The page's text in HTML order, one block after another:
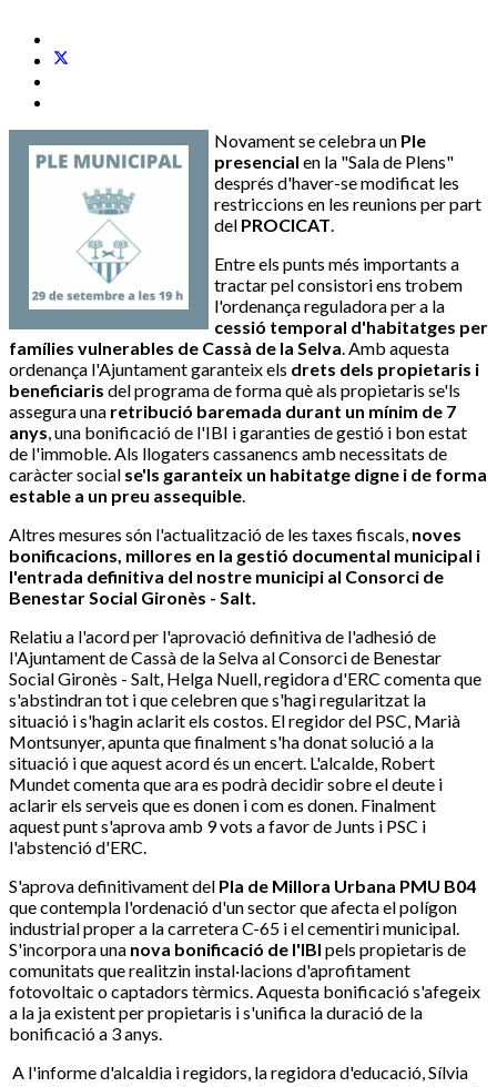
Novament se celebra un Ple
presencial en la "Sala de Plens"
després d'haver-se modificat les
restriccions en les reunions per part
del PROCICAT.
Entre els punts més importants a
tractar pel consistori ens trobem
l'ordenança reguladora per a la
cessió temporal d'habitatges per
famílies vulnerables de Cassà de la Selva. Amb aquesta
ordenança l'Ajuntament garanteix els drets dels propietaris i
beneficiaris del programa de forma què als propietaris se'ls
assegura una retribució baremada durant un mínim de 7
anys, una bonificació de l'IBI i garanties de gestió i bon estat
de l'immoble. Als llogaters cassanencs amb necessitats de
caràcter social se'ls garanteix un habitatge digne i de forma
estable a un preu assequible.
Altres mesures són l'actualització de les taxes fiscals, noves
bonificacions, millores en la gestió documental municipal i
l'entrada definitiva del nostre municipi al Consorci de
Benestar Social Gironès - Salt.
Relatiu a l'acord per l'aprovació definitiva de l'adhesió de
l'Ajuntament de Cassà de la Selva al Consorci de Benestar
Social Gironès - Salt, Helga Nuell, regidora d'ERC comenta que
s'abstindran tot i que celebren que s'hagi regularitzat la
situació i s'hagin aclarit els costos. El regidor del PSC, Marià
Montsunyer, apunta que finalment s'ha donat solució a la
situació i que aquest acord és un encert. L'alcalde, Robert
Mundet comenta que ara es podrà decidir sobre el deute i
aclarir els serveis que es donen i com es donen. Finalment
aquest punt s'aprova amb 9 vots a favor de Junts i PSC i
l'abstenció d'ERC.
S'aprova definitivament del Pla de Millora Urbana PMU B04
que contempla l'ordenació d'un sector que afecta el polígon
industrial proper a la carretera C-65 i el cementiri municipal.
S'incorpora una nova bonificació de l'IBI pels propietaris de
comunitats que realitzin instal·lacions d'aprofitament
fotovoltaic o captadors tèrmics. Aquesta bonificació s'afegeix
a la ja existent per propietaris i s'unifica la duració de la
bonificació a 3 anys.
A l'informe d'alcaldia i regidors, la regidora d'educació, Sílvia